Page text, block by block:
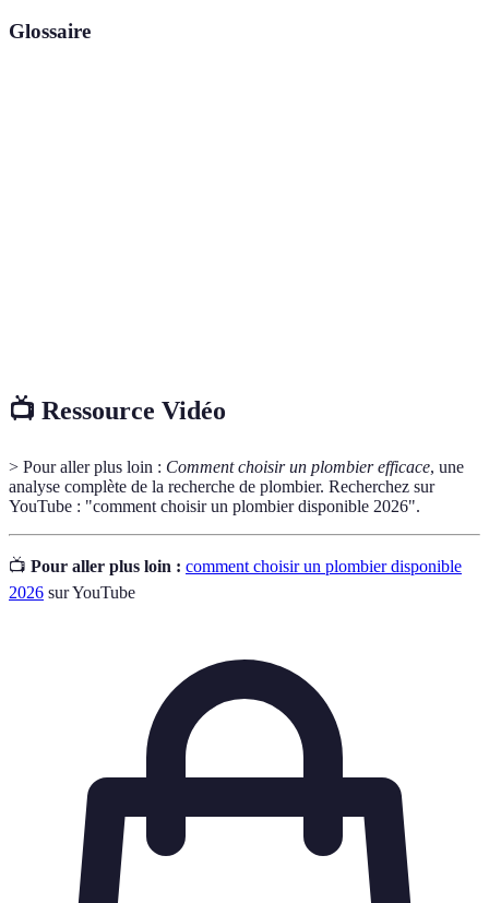
Glossaire
📺 Ressource Vidéo
> Pour aller plus loin : Comment choisir un plombier efficace, une
analyse complète de la recherche de plombier. Recherchez sur
YouTube : "comment choisir un plombier disponible 2026".
📺 Pour aller plus loin : comment choisir un plombier disponible
2026 sur YouTube